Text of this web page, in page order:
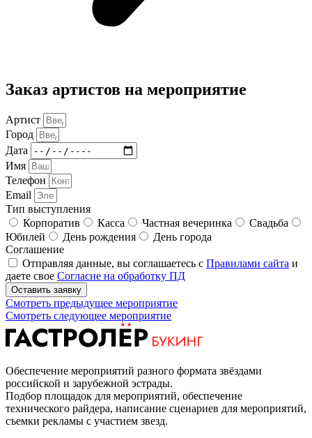
Заказ артистов на мероприятие
Артист
Город
Дата
Имя
Телефон
Email
Тип выступления
Корпоратив
Касса Частная вечеринка
Свадьба
Юбилей
День рождения
День города
Соглашение
Отправляя данные, вы соглашаетесь с Правилами сайта и
даете свое Согласие на обработку ПД
Оставить заявку
Смотреть предыдущее мероприятие
Смотреть следующее мероприятие
Обеспечение мероприятий разного формата звёздами
российской и зарубежной эстрады.
Подбор площадок для мероприятий, обеспечение
технического райдера, написание сценариев для мероприятий,
съемки рекламы с участием звезд.